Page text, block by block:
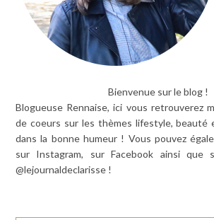
Bienvenue sur le blog !
Blogueuse Rennaise, ici vous retrouverez
de coeurs sur les thèmes lifestyle, beauté
dans la bonne humeur ! Vous pouvez
sur Instagram, sur Facebook ainsi que
@lejournaldeclarisse !